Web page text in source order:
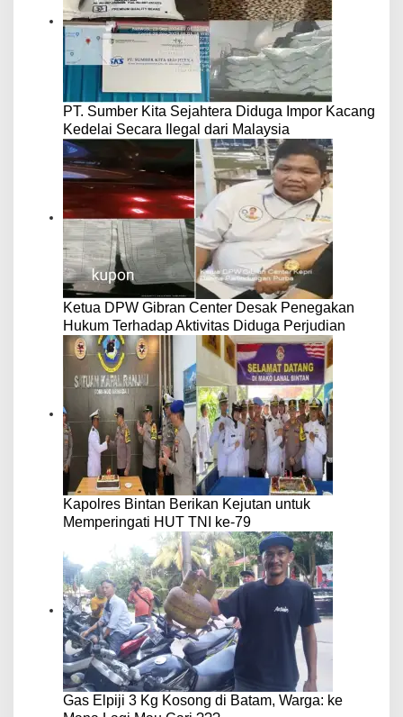
PT. Sumber Kita Sejahtera Diduga Impor Kacang
Kedelai Secara Ilegal dari Malaysia
Ketua DPW Gibran Center Desak Penegakan
Hukum Terhadap Aktivitas Diduga Perjudian
Kapolres Bintan Berikan Kejutan untuk
Memperingati HUT TNI ke-79
Gas Elpiji 3 Kg Kosong di Batam, Warga: ke